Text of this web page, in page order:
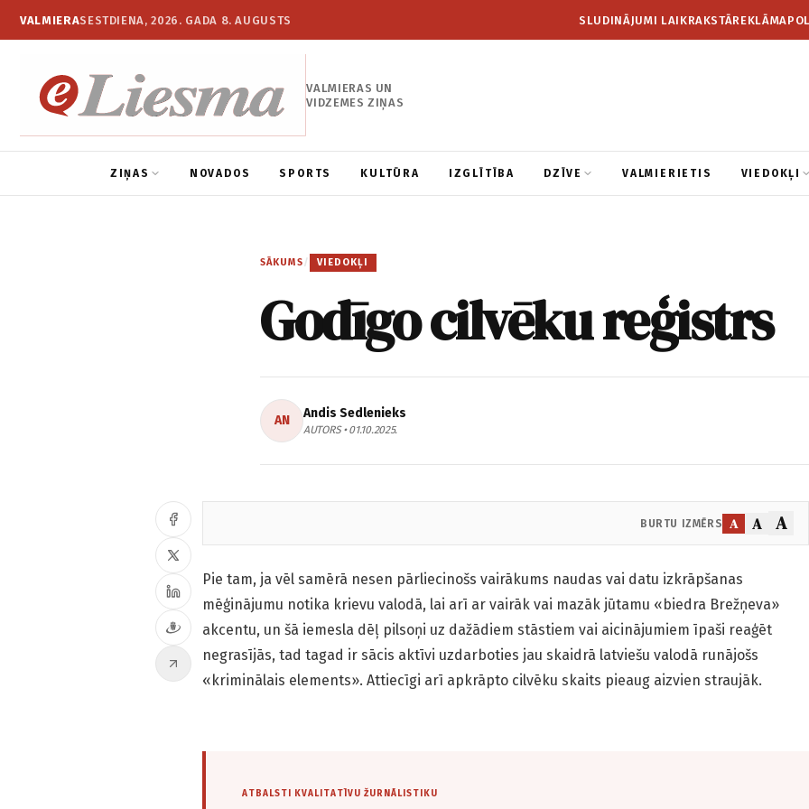
VALMIERASESTDIENA, 2026. GADA 8. AUGUSTS SLUDINĀJUMI LAIKRAKSTĀREKLĀMA
VALMIERAS UN
VIDZEMES ZIŅAS
ZIŅAS NOVADOS SPORTS KULTŪRA IZGLĪTĪBA DZĪVE VALMIERIETIS VIEDOKĻI
SĀKUMS / VIEDOKĻI
Godīgo cilvēku reģistrs
AN Andis Sedlenieks
AUTORS • 01.10.2025.
BURTU IZMĒRS A A A
Pie tam, ja vēl samērā nesen pārliecinošs vairākums naudas vai datu izkrāpšanas
mēģinājumu notika krievu valodā, lai arī ar vairāk vai mazāk jūtamu «biedra Brežņeva»
akcentu, un šā iemesla dēļ pilsoņi uz dažādiem stāstiem vai aicinājumiem īpaši reaģēt
negrasījās, tad tagad ir sācis aktīvi uzdarboties jau skaidrā latviešu valodā runājošs
«kriminālais elements». Attiecīgi arī apkrāpto cilvēku skaits pieaug aizvien straujāk.
ATBALSTI KVALITATĪVU ŽURNĀLISTIKU